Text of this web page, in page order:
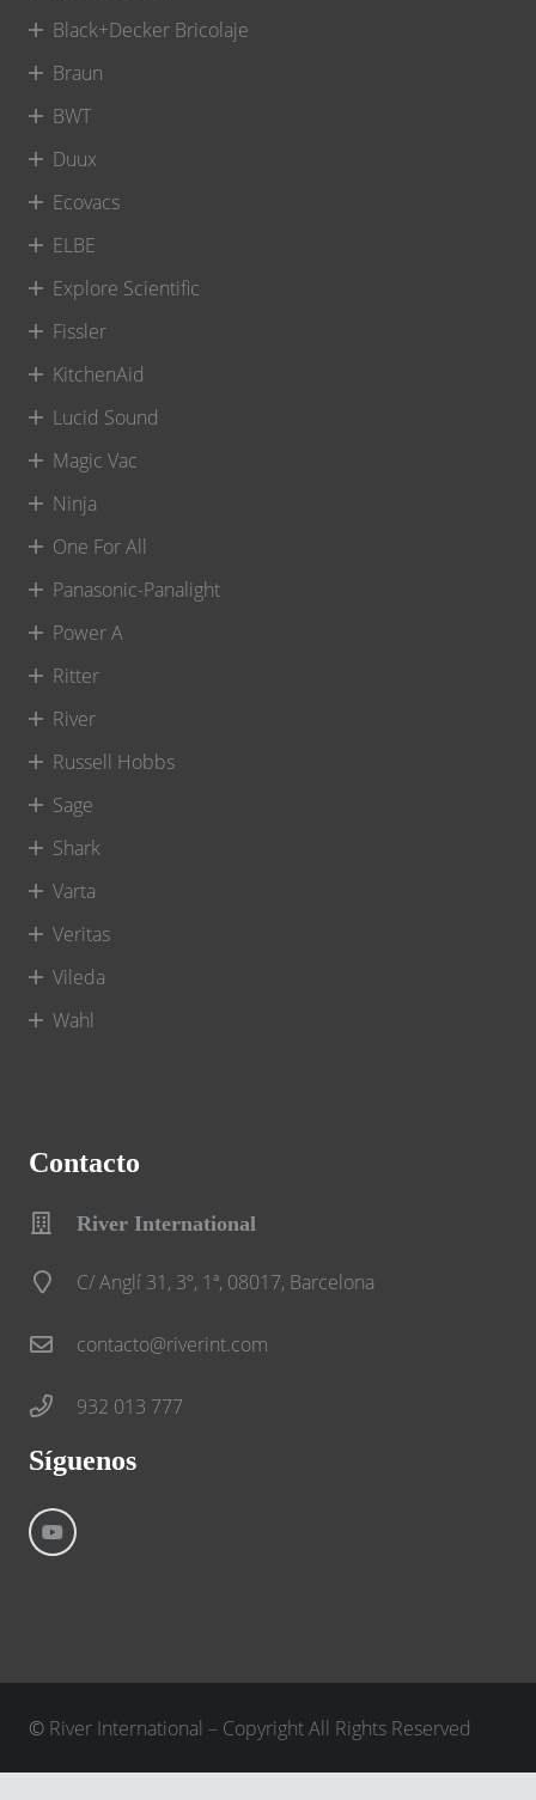
Black+Decker Bricolaje
Braun
BWT
Duux
Ecovacs
ELBE
Explore Scientific
Fissler
KitchenAid
Lucid Sound
Magic Vac
Ninja
One For All
Panasonic-Panalight
Power A
Ritter
River
Russell Hobbs
Sage
Shark
Varta
Veritas
Vileda
Wahl
Contacto
River International
C/ Anglí 31, 3º, 1ª, 08017, Barcelona
contacto@riverint.com
932 013 777
Síguenos
© River International – Copyright All Rights Reserved